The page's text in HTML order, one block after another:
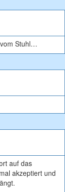
Stuhl…
auf das
akzeptiert und